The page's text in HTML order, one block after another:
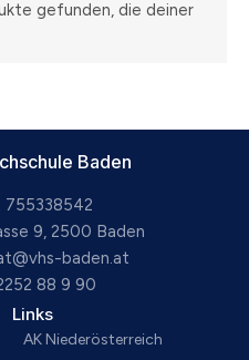
gefunden, die deiner
Baden
755338542
9, 2500 Baden
baden.at
88 9 90
Links
AK Niederösterreich